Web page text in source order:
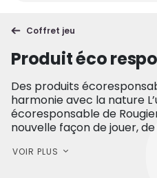
Coffret jeu
Produit éco
Des produits
harmonie avec la nature
écoresponsable de
nouvelle façon de jouer, de
VOIR PLUS